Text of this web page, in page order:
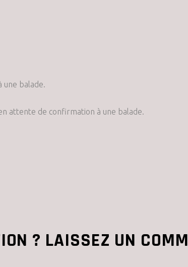
une balade.
attente de confirmation à une balade.
? LAISSEZ UN